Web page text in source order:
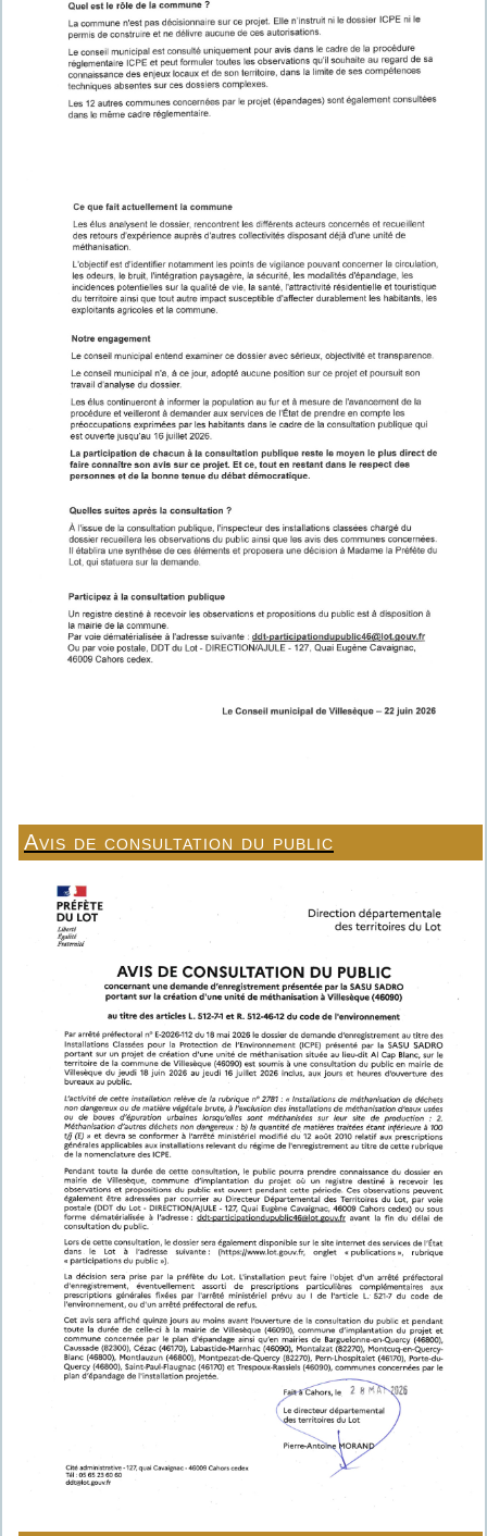
Avis de consultation du public